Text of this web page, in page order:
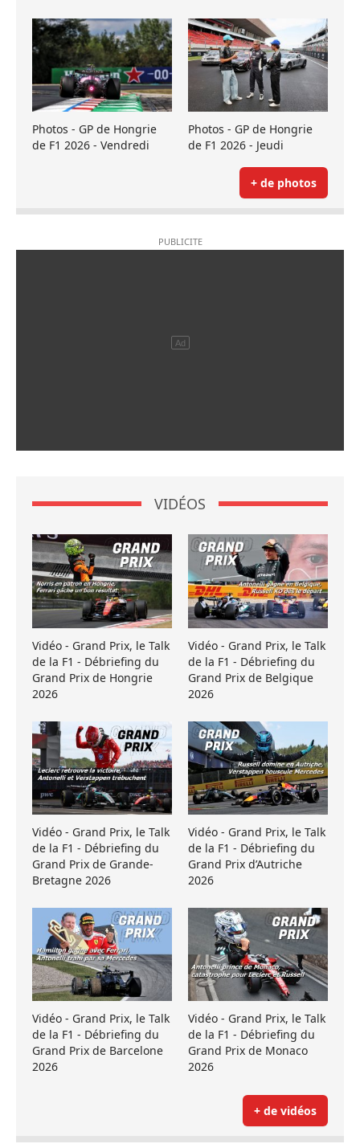
Photos - GP de Hongrie
de F1 2026 - Vendredi
Photos - GP de Hongrie
de F1 2026 - Jeudi
+ de photos
VIDÉOS
Vidéo - Grand Prix, le Talk
de la F1 - Débriefing du
Grand Prix de Hongrie
2026
Vidéo - Grand Prix, le Talk
de la F1 - Débriefing du
Grand Prix de Belgique
2026
Vidéo - Grand Prix, le Talk
de la F1 - Débriefing du
Grand Prix de Grande-
Bretagne 2026
Vidéo - Grand Prix, le Talk
de la F1 - Débriefing du
Grand Prix d’Autriche
2026
Vidéo - Grand Prix, le Talk
de la F1 - Débriefing du
Grand Prix de Barcelone
2026
Vidéo - Grand Prix, le Talk
de la F1 - Débriefing du
Grand Prix de Monaco
2026
+ de vidéos